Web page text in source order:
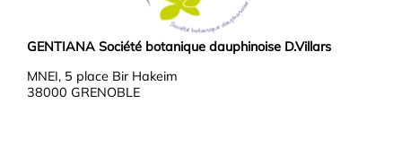
GENTIANA Société botanique dauphinoise D.Villars
MNEI, 5 place Bir Hakeim
38000 GRENOBLE